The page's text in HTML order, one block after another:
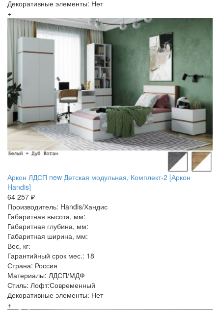
Декоративные элементы: Нет
+
Аркон ЛДСП new Детская модульная, Комплект-2 [Аркон
Handis]
64 257 ₽
Производитель: Handis/Хандис
Габаритная высота, мм:
Габаритная глубина, мм:
Габаритная ширина, мм:
Вес, кг:
Гарантийный срок мес.: 18
Страна: Россия
Материалы: ЛДСП/МДФ
Стиль: Лофт:Современный
Декоративные элементы: Нет
+